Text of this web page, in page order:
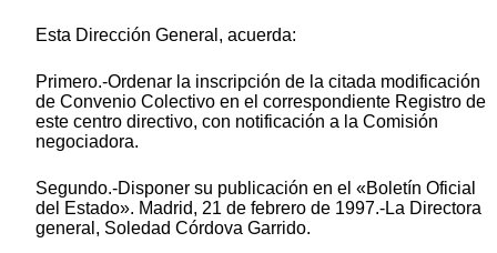
Esta Dirección General, acuerda:
Primero.-Ordenar la inscripción de la citada modificación
de Convenio Colectivo en el correspondiente Registro de
este centro directivo, con notificación a la Comisión
negociadora.
Segundo.-Disponer su publicación en el «Boletín Oficial
del Estado». Madrid, 21 de febrero de 1997.-La Directora
general, Soledad Córdova Garrido.